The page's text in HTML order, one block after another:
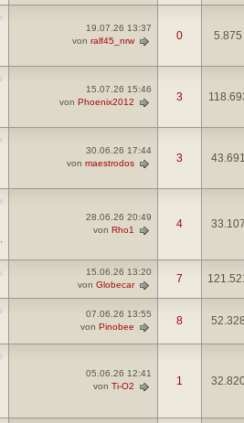
19.07.26 13:37
von ralf45_nrw 0 5.875
15.07.26 15:46
von Phoenix2012 3
30.06.26 17:44
von maestrodos 3
28.06.26 20:49
von Rho1 4
15.06.26 13:20
von Globecar 7
07.06.26 13:55
von Pinobee 8
05.06.26 12:41
von Ti-O2 1